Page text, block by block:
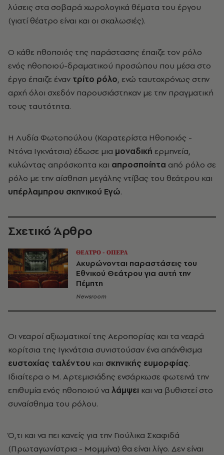
λύσεις στα σοβαρά χωρολογικά θέματα του έργου
(γιατί θέατρο είναι και οι σκαλωσιές).
Ο κάθε ηθοποιός της παράστασης έπαιζε τον ρόλο
ενός ηθοποιού-δραματικού προσώπου που μέσα στο
έργο έπαιζε έναν τρίτο ρόλο, ενώ ταυτοχρόνως στην
αρχή όλοι σχεδόν παρουσιάστηκαν με την πραγματική
τους ταυτότητα.
Η Λυδία Φωτοπούλου (Καρατερίστα Ηθοποιός -
Ντόνα Ιγκνάτσια) έδωσε μια μοναδική ερμηνεία,
κυλώντας απρόσκοπτα και απροσποίητα από ρόλο σε
ρόλο με την αίσθηση μεγάλης ντίβας του θεάτρου και
υπέρλαμπρου σκηνικού Εγώ.
Σχετικό Άρθρο
ΘΕΑΤΡΟ - ΟΠΕΡΑ
Ακυρώνονται παραστάσεις του
Εθνικού Θεάτρου για αυτή την
Πέμπτη
Newsroom
Οι νεαροί αξιωματικοί της Αεροπορίας και τα νεαρά
κορίτσια της Ιγκνάτσια συνιστούσαν ένα απάνθισμα
ευστοχίας ταλέντου και σκηνικής ευμορφίας.
Ιδιαίτερα ο Μ. Αρτεμισιάδης ενσάρκωσε φωτεινά την
επιθυμία ενός ηθοποιού να λάμψει και να βυθιστεί στο
συναίσθημα του ρόλου.
Ό,τι και να πει κανείς για την Γιούλικα Σκαφιδά
(Πρωταγωνίστρια - Μομμίνα) θα είναι λίγο. Δεν είναι